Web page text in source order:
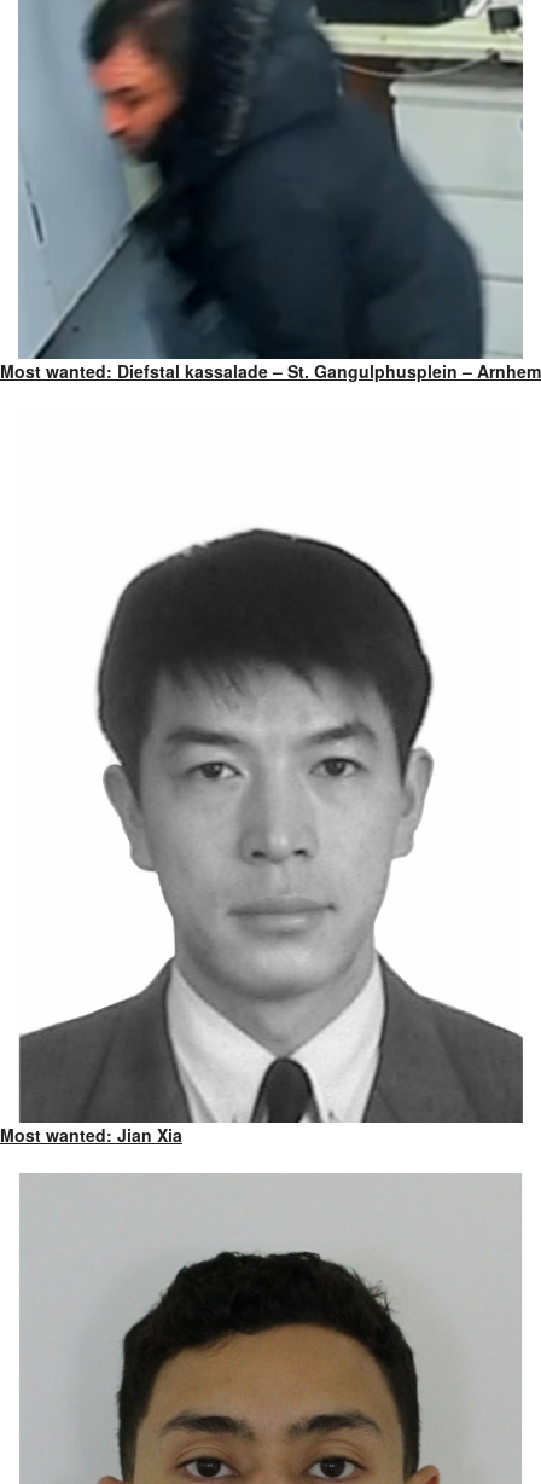
Most wanted: Diefstal kassalade – St. Gangulphusplein – Arnhem
Most wanted: Jian Xia